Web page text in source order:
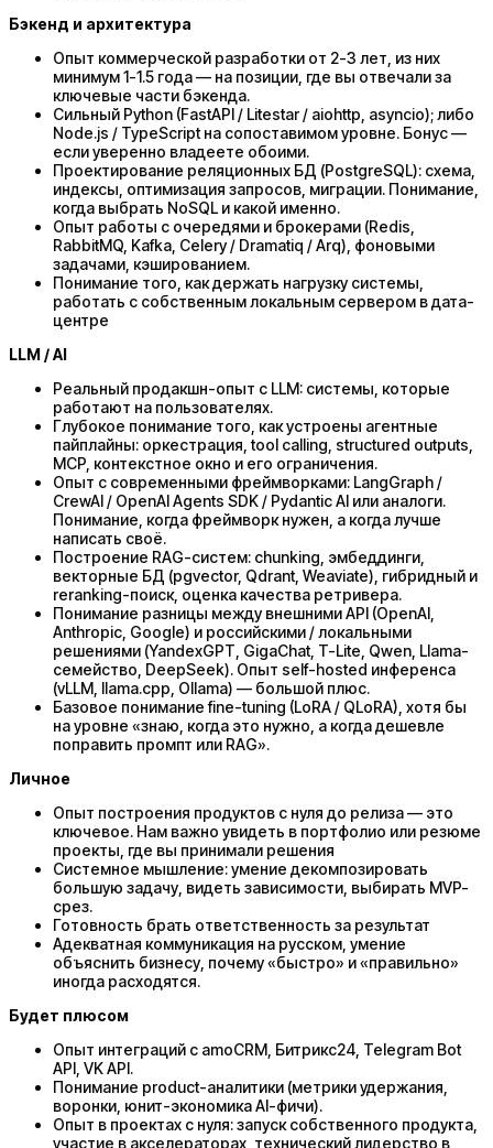
Бэкенд и архитектура
Опыт коммерческой разработки от 2-3 лет, из них
минимум 1-1.5 года — на позиции, где вы отвечали за
ключевые части бэкенда.
Сильный Python (FastAPI / Litestar / aiohttp, asyncio); либо
Node.js / TypeScript на сопоставимом уровне. Бонус —
если уверенно владеете обоими.
Проектирование реляционных БД (PostgreSQL): схема,
индексы, оптимизация запросов, миграции. Понимание,
когда выбрать NoSQL и какой именно.
Опыт работы с очередями и брокерами (Redis,
RabbitMQ, Kafka, Celery / Dramatiq / Arq), фоновыми
задачами, кэшированием.
Понимание того, как держать нагрузку системы,
работать с собственным локальным сервером в дата-
центре
LLM / AI
Реальный продакшн-опыт с LLM: системы, которые
работают на пользователях.
Глубокое понимание того, как устроены агентные
пайплайны: оркестрация, tool calling, structured outputs,
MCP, контекстное окно и его ограничения.
Опыт с современными фреймворками: LangGraph /
CrewAI / OpenAI Agents SDK / Pydantic AI или аналоги.
Понимание, когда фреймворк нужен, а когда лучше
написать своё.
Построение RAG-систем: chunking, эмбеддинги,
векторные БД (pgvector, Qdrant, Weaviate), гибридный и
reranking-поиск, оценка качества ретривера.
Понимание разницы между внешними API (OpenAI,
Anthropic, Google) и российскими / локальными
решениями (YandexGPT, GigaChat, T-Lite, Qwen, Llama-
семейство, DeepSeek). Опыт self-hosted инференса
(vLLM, llama.cpp, Ollama) — большой плюс.
Базовое понимание fine-tuning (LoRA / QLoRA), хотя бы
на уровне «знаю, когда это нужно, а когда дешевле
поправить промпт или RAG».
Личное
Опыт построения продуктов с нуля до релиза — это
ключевое. Нам важно увидеть в портфолио или резюме
проекты, где вы принимали решения
Системное мышление: умение декомпозировать
большую задачу, видеть зависимости, выбирать MVP-
срез.
Готовность брать ответственность за результат
Адекватная коммуникация на русском, умение
объяснить бизнесу, почему «быстро» и «правильно»
иногда расходятся.
Будет плюсом
Опыт интеграций с amoCRM, Битрикс24, Telegram Bot
API, VK API.
Понимание product-аналитики (метрики удержания,
воронки, юнит-экономика AI-фичи).
Опыт в проектах с нуля: запуск собственного продукта,
участие в акселераторах, технический лидерство в